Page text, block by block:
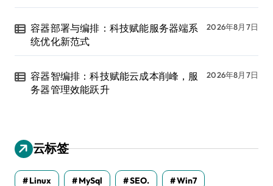
容器部署与编排：科技赋能服务器端系
统优化新范式
2026年8月7日
容器智编排：科技赋能云成本削峰，服
务器管理效能跃升
2026年8月7日
云标签
Linux MySql SEO. Win7